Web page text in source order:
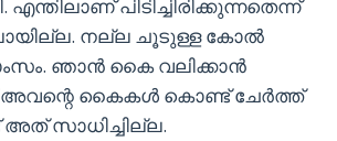
എന്തിലാണ് പിടിച്ചിരിക്കുന്നതെന്ന്
നല്ല ചൂടുള്ള കോൽ
ഞാൻ കൈ വലിക്കാൻ
അവന്റെ കൈകൾ കൊണ്ട് ചേർത്ത്
അത് സാധിച്ചില്ല.